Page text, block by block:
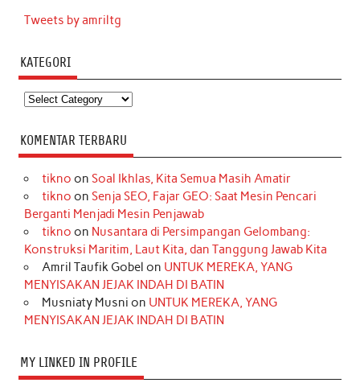
Tweets by amriltg
KATEGORI
Kategori
KOMENTAR TERBARU
tikno on Soal Ikhlas, Kita Semua Masih Amatir
tikno on Senja SEO, Fajar GEO: Saat Mesin Pencari
Berganti Menjadi Mesin Penjawab
tikno on Nusantara di Persimpangan Gelombang:
Konstruksi Maritim, Laut Kita, dan Tanggung Jawab Kita
Amril Taufik Gobel on UNTUK MEREKA, YANG
MENYISAKAN JEJAK INDAH DI BATIN
Musniaty Musni on UNTUK MEREKA, YANG
MENYISAKAN JEJAK INDAH DI BATIN
MY LINKED IN PROFILE